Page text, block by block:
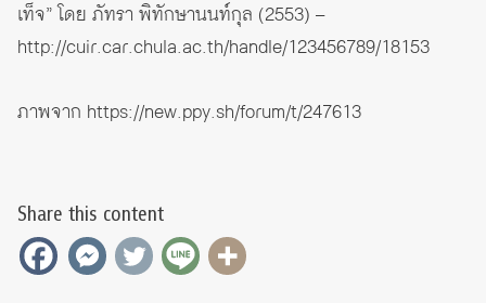
เท็จ” โดย ภัทรา พิทักษานนท์กุล (2553) –
http://cuir.car.chula.ac.th/handle/123456789/18153
ภาพจาก https://new.ppy.sh/forum/t/247613
Share this content